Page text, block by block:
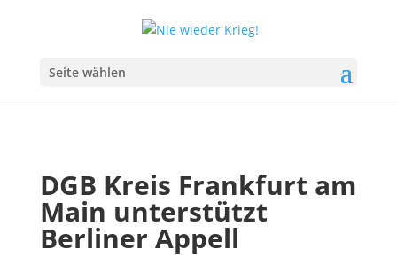
Seite wählen
DGB Kreis Frankfurt am
Main unterstützt
Berliner Appell